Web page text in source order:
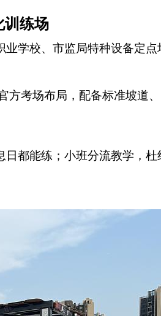
训练场
学校、市监局特种设备定
考场布局，配备标准坡道
都能练；小班分流教学，